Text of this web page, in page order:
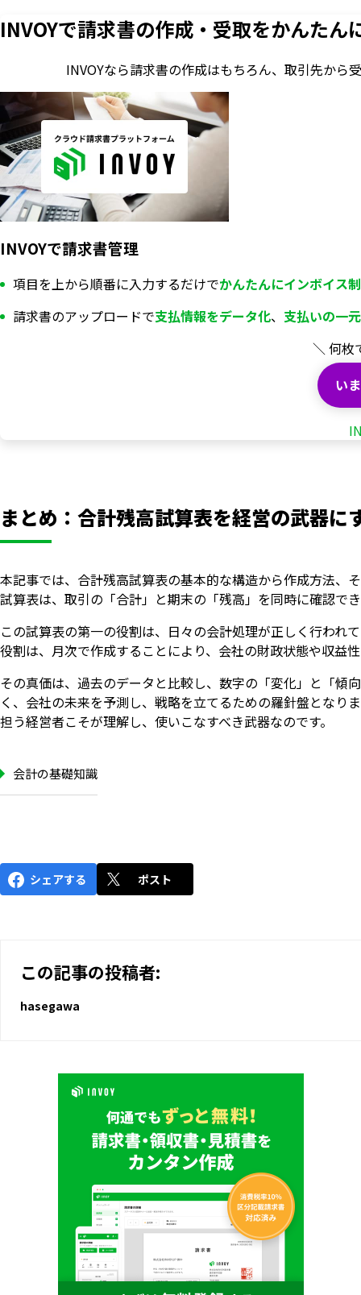
INVOYで請求書の作成・ 受取をかんたん
INVOYなら請求書の作成はもちろん、 取引先から
INVOYで請求書管理
項目を上から順番に入力するだけでかんたんにインボイス
請求書のアップロードで支払情報をデータ化、 支払いの一
＼ 何枚
い
まとめ：合計残高試算表を経営の武器に
本記事では、合計残高試算表の基本的な構造から作成方法、
試算表は、取引の「合計」と期末の「残高」を同時に確認で
この試算表の第一の役割は、日々の会計処理が正しく行われ
役割は、月次で作成することにより、会社の財政状態や収益
その真価は、過去のデータと比較し、数字の「変化」と「傾
く、会社の未来を予測し、戦略を立てるための羅針盤となり
担う経営者こそが理解し、使いこなすべき武器なのです。
会計の基礎知識
シェアする ポスト
この記事の投稿者:
hasegawa